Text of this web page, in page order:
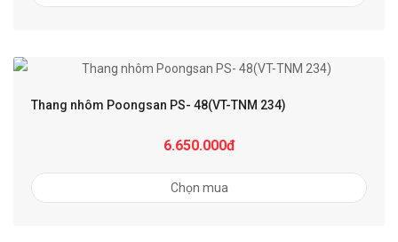
Thang nhôm Poongsan PS- 48(VT-TNM 234)
6.650.000đ
Chọn mua